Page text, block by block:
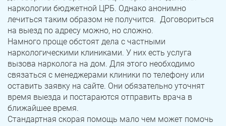
наркологии бюджетной ЦРБ. Однако анонимно
лечиться таким образом не получится. Договориться
на выезд по адресу можно, но сложно.
Намного проще обстоят дела с частными
наркологическими клиниками. У них есть услуга
вызова нарколога на дом. Для этого необходимо
связаться с менеджерами клиники по телефону или
оставить заявку на сайте. Они обязательно уточнят
время выезда и постараются отправить врача в
ближайшее время.
Стандартная скорая помощь мало чем может помочь